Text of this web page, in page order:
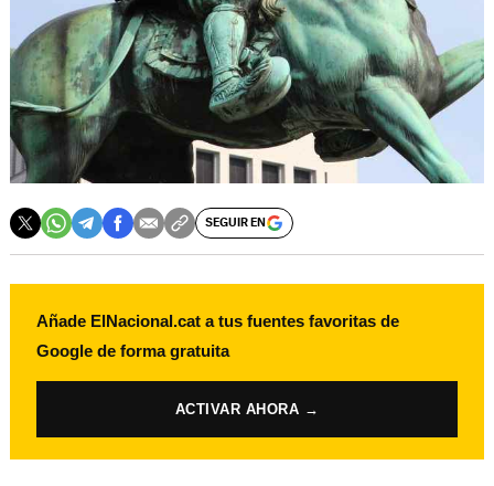
SEGUIR EN
Añade ElNacional.cat a tus fuentes favoritas de
Google de forma gratuita
ACTIVAR AHORA →